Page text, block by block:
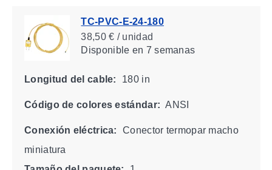
TC-PVC-E-24-180
38,50 € / unidad
Disponibleen 7 semanas
Longitud del cable: 180 in
Código de colores estándar: ANSI
Conexión eléctrica:
Conector termopar macho
miniatura